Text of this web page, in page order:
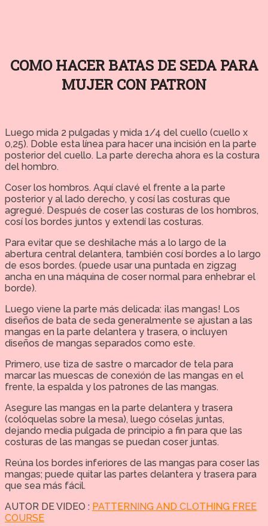
COMO HACER BATAS DE SEDA PARA
MUJER CON PATRON
Luego mida 2 pulgadas y mida 1/4 del cuello (cuello x
0,25). Doble esta línea para hacer una incisión en la parte
posterior del cuello. La parte derecha ahora es la costura
del hombro.
Coser los hombros. Aquí clavé el frente a la parte
posterior y al lado derecho, y cosí las costuras que
agregué. Después de coser las costuras de los hombros,
cosí los bordes juntos y extendí las costuras.
Para evitar que se deshilache más a lo largo de la
abertura central delantera, también cosí bordes a lo largo
de esos bordes. (puede usar una puntada en zigzag
ancha en una máquina de coser normal para enhebrar el
borde).
Luego viene la parte más delicada: ¡las mangas! Los
diseños de bata de seda generalmente se ajustan a las
mangas en la parte delantera y trasera, o incluyen
diseños de mangas separados como este.
Primero, use tiza de sastre o marcador de tela para
marcar las muescas de conexión de las mangas en el
frente, la espalda y los patrones de las mangas.
Asegure las mangas en la parte delantera y trasera
(colóquelas sobre la mesa), luego cóselas juntas,
dejando media pulgada de principio a fin para que las
costuras de las mangas se puedan coser juntas.
Reúna los bordes inferiores de las mangas para coser las
mangas; puede quitar las partes delantera y trasera para
que sea más fácil.
AUTOR DE VIDEO : PATTERNING AND CLOTHING FREE
COURSE